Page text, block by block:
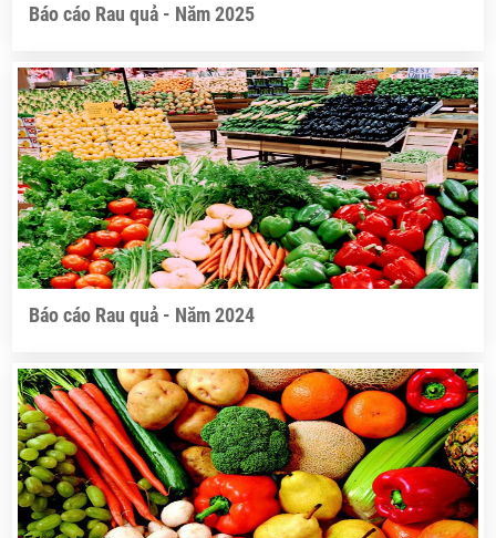
Báo cáo Rau quả - Năm 2025
Báo cáo Rau quả - Năm 2024